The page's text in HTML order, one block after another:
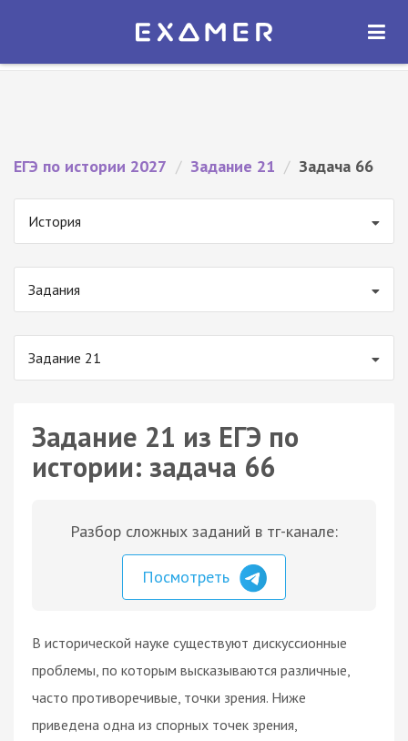
Экзамер — ЕГЭ 2027
ОТКРЫТЬ
ЕГЭ по истории 2027 / Задание 21 / Задача 66
История
Задания
Задание 21
Задание 21 из ЕГЭ по
истории: задача 66
Разбор сложных заданий в тг-канале:
Посмотреть
В исторической науке существуют дискуссионные
проблемы, по которым высказываются различные,
часто противоречивые, точки зрения. Ниже
приведена одна из спорных точек зрения,